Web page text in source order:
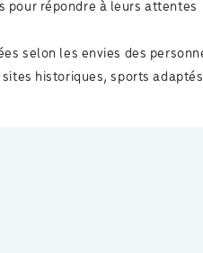
pour répondre à leurs attentes
selon les envies des
historiques, sports